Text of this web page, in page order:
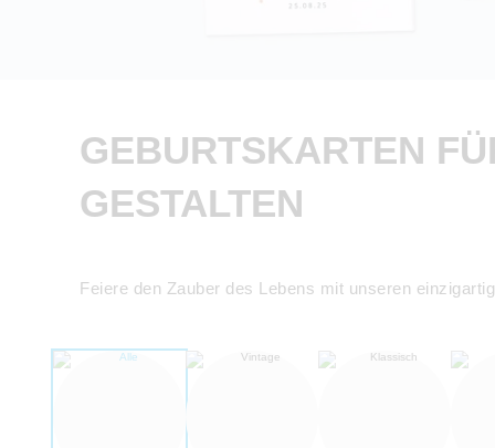
GEBURTSKARTEN
GESTALTEN
Feiere den Zauber des Lebens mit unseren